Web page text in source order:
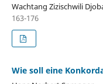
Wachtang Zizischwili
163-176
Wie soll eine